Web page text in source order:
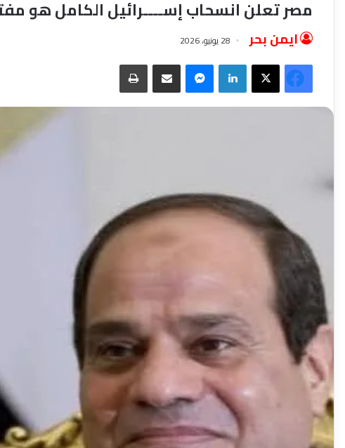
مصر تعلن انسحاب إســــرائيل الكامل هو
ايمن بحر 28 يونيو، 2026
فيسبوك‫X لينكدإن ماسنجر مشاركة عبر البريد طباعة